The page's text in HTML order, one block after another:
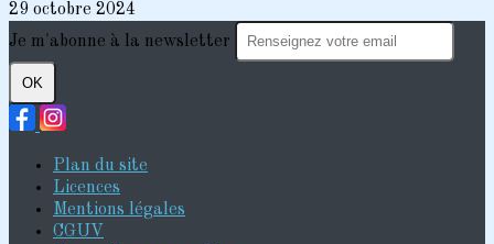
29 octobre 2024
Je m'abonne à la newsletter
OK
Plan du site
Licences
Mentions légales
CGUV